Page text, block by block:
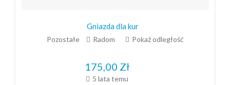
Gniazda dla kur
Pozostałe Radom Pokaż odległość
175,00 Zł
5 lata temu